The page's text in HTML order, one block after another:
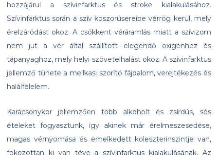
hozzájárul a szívinfarktus és stroke kialakulásához.
Szívinfarktus során a szív koszorúsereibe vérrög kerül, mely
érelzáródást okoz. A csökkent véráramlás miatt a szívizom
nem jut a vér által szállított elegendő oxigénhez és
tápanyaghoz, mely helyi szövetelhalást okoz. A szívinfarktus
jellemző tünete a mellkasi szorító fájdalom, verejtékezés és
halálfélelem.
Karácsonykor jellemzően több alkoholt és zsírdús, sós
ételeket fogyasztunk, így akinek már érelmeszesedése,
magas vérnyomása és emelkedett koleszterinszintje van,
fokozottan ki van téve a szívinfarktus kialakulásának. Az